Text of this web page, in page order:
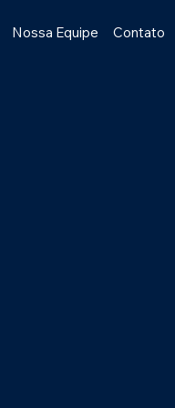
Nossa Equipe Contato